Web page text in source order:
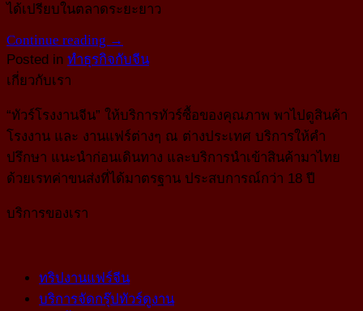
ได้เปรียบในตลาดระยะยาว
Continue reading →
Posted in ทำธุรกิจกับจีน
เกี่ยวกับเรา
“ทัวร์โรงงานจีน” ให้บริการทัวร์ซื้อของคุณภาพ พาไปดูสินค้า
โรงงาน และ งานแฟร์ต่างๆ ณ ต่างประเทศ บริการให้คำ
ปรึกษา แนะนำก่อนเดินทาง และบริการนำเข้าสินค้ามาไทย
ด้วยเรทค่าขนส่งที่ได้มาตรฐาน ประสบการณ์กว่า 18 ปี
บริการของเรา
ทริปงานแฟร์จีน
บริการจัดกรุ๊ปทัวร์ดูงาน